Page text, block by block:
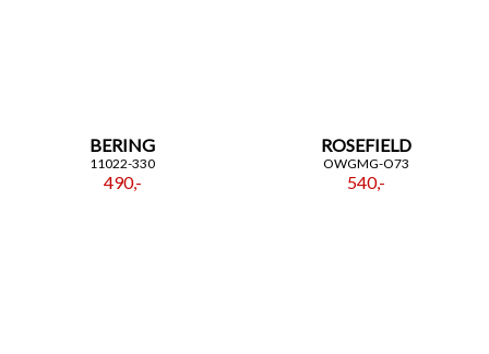
BERING
11022-330
490,-
ROSEFIELD
OWGMG-O73
540,-